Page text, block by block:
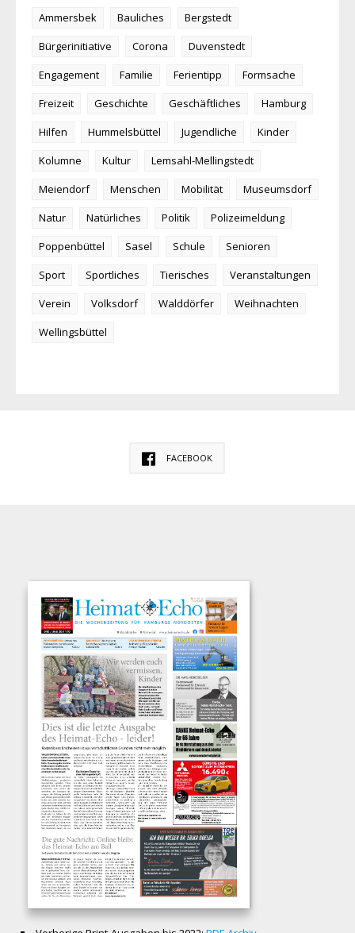
Ammersbek
Bauliches
Bergstedt
Bürgerinitiative
Corona
Duvenstedt
Engagement
Familie Ferientipp
Formsache
Freizeit
Geschichte Geschäftliches
Hamburg
Hilfen
Hummelsbüttel Jugendliche
Kinder
Kolumne
Kultur
Lemsahl-Mellingstedt
Meiendorf
Menschen Mobilität
Museumsdorf
Natur
Natürliches Politik
Polizeimeldung
Poppenbüttel
Sasel Schule
Senioren
Sport
Sportliches Tierisches
Veranstaltungen
Verein
Volksdorf Walddörfer
Weihnachten
Wellingsbüttel
FACEBOOK